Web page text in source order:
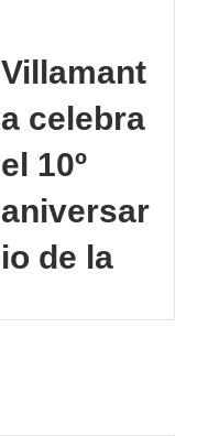
Villamant
a celebra
el 10º
aniversar
io de la